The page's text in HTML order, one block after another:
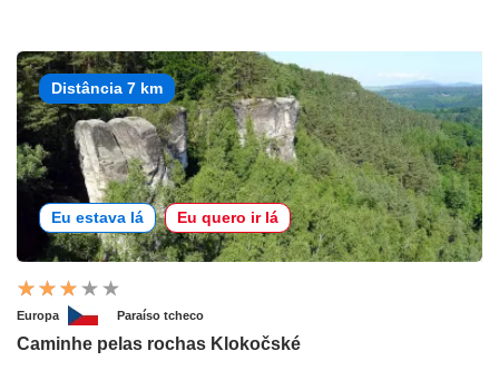
Distância 7 km
Eu estava lá Eu quero ir lá
Europa Paraíso tcheco
Caminhe pelas rochas Klokočské